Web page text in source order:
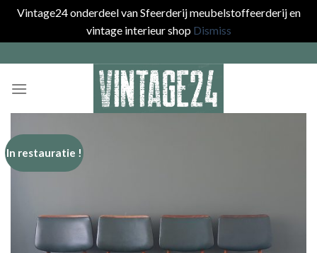
Vintage24 onderdeel van Sfeerderij meubelstoffeerderij en
vintage interieur shop Dismiss
to
content
In restauratie !